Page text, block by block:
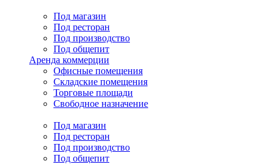
Под магазин
Под ресторан
Под производство
Под общепит
Аренда коммерции
Офисные помещения
Складские помещения
Торговые площади
Свободное назначение
Под магазин
Под ресторан
Под производство
Под общепит